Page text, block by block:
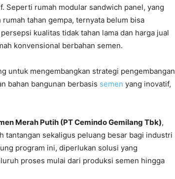
Seperti rumah modular sandwich panel, yang
tahan gempa, ternyata belum bisa
kualitas tidak tahan lama dan harga jual
konvensional berbahan semen.
untuk mengembangkan strategi pengembangan
bahan bangunan berbasis semen yang inovatif,
Merah Putih (PT Cemindo Gemilang Tbk),
tantangan sekaligus peluang besar bagi industri
program ini, diperlukan solusi yang
proses mulai dari produksi semen hingga